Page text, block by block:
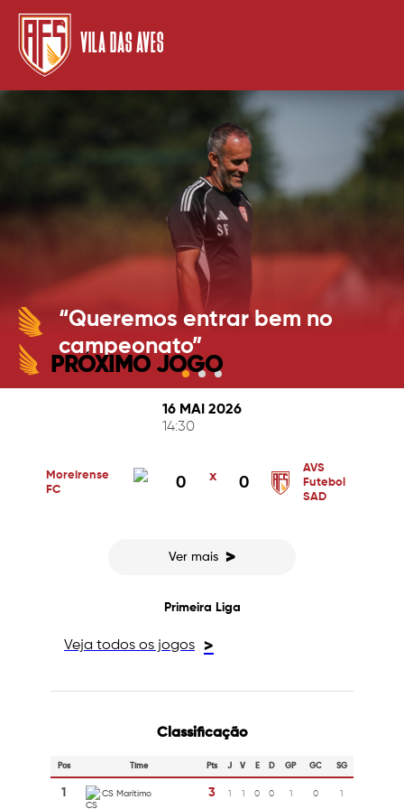
VILA DAS AVES
“Queremos entrar bem no
campeonato”
PRÓXIMO JOGO
16 MAI 2026
14:30
Moreirense
FC
0 x 0
AVS
Futebol
SAD
Ver mais >
Primeira Liga
Veja todos os jogos >
Classificação
Pos Time Pts J V E D GP GC SG
1 CS Marítimo 3 1 1 0 0 1 0 1